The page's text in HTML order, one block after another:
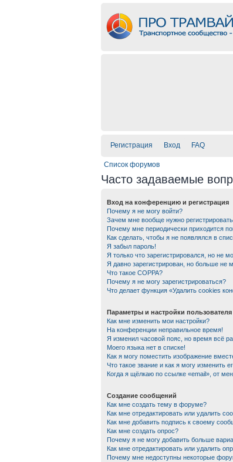
Регистрация Вход FAQ
Список форумов
Часто задаваемые
Вход на конференцию и регистрация
Почему я не могу войти?
Зачем мне вообще нужно
Почему мне периодически приходится
Как сделать, чтобы я не появлялся в
Я забыл пароль!
Я только что зарегистрировался, но не
Я давно зарегистрирован, но больше не
Что такое COPPA?
Почему я не могу зарегистрироваться?
Что делает функция «Удалить cookies
Параметры и настройки пользователя
Как мне изменить мои настройки?
На конференции неправильное время!
Я изменил часовой пояс, но время всё
Моего языка нет в списке!
Как я могу поместить изображение
Что такое звание и как я могу изменить
Когда я щёлкаю по ссылке «email», от
Создание сообщений
Как мне создать тему в форуме?
Как мне отредактировать или удалить
Как мне добавить подпись к своему
Как мне создать опрос?
Почему я не могу добавить больше
Как мне отредактировать или удалить
Почему мне недоступны некоторые